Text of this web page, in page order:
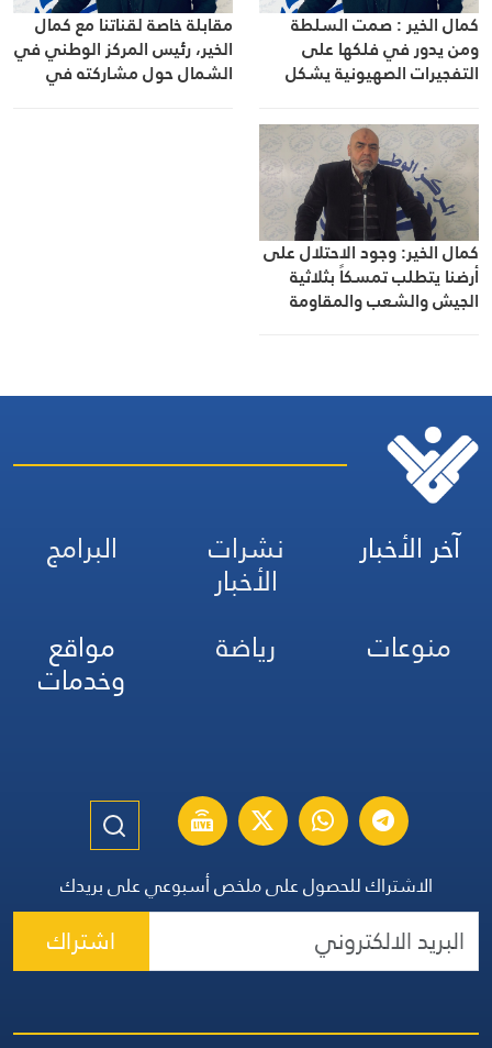
كمال الخير : صمت السلطة
ومن يدور في فلكها على
التفجيرات الصهيونية يشكل
مقابلة خاصة لقناتنا مع كمال
الخير، رئيس المركز الوطني في
الشمال حول مشاركته في
كمال الخير: وجود الاحتلال على
أرضنا يتطلب تمسكاً بثلاثية
الجيش والشعب والمقاومة
آخر الأخبار نشرات
الأخبار
البرامج
منوعات
رياضة مواقع
وخدمات
الاشتراك للحصول على ملخص أسبوعي على بريدك
اشتراك